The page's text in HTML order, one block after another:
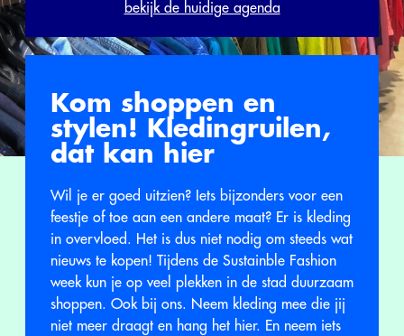
bekijk de huidige agenda
Kom shoppen en
stylen! Kledingruilen,
dat kan hier
Wil je er goed uitzien? Iets bijzonders voor een
feestje of toe aan een andere maat? Er is kleding
in overvloed. Het is dus niet nodig om steeds wat
nieuws te kopen! Tijdens de Sustainble Fashion
week kun je op veel plekken in de stad duurzaam
shoppen. Ook bij ons. Neem kleding mee die jij
niet meer draagt en hang het hier. En neem iets